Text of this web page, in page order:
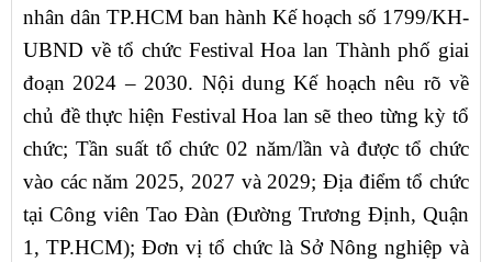
nhân dân TP.HCM ban hành Kế hoạch số 1799/KH-
UBND về tổ chức Festival Hoa lan Thành phố giai
đoạn 2024 – 2030. Nội dung Kế hoạch nêu rõ về
chủ đề thực hiện Festival Hoa lan sẽ theo từng kỳ tổ
chức; Tần suất tổ chức 02 năm/lần và được tổ chức
vào các năm 2025, 2027 và 2029; Địa điểm tổ chức
tại Công viên Tao Đàn (Đường Trương Định, Quận
1, TP.HCM); Đơn vị tổ chức là Sở Nông nghiệp và